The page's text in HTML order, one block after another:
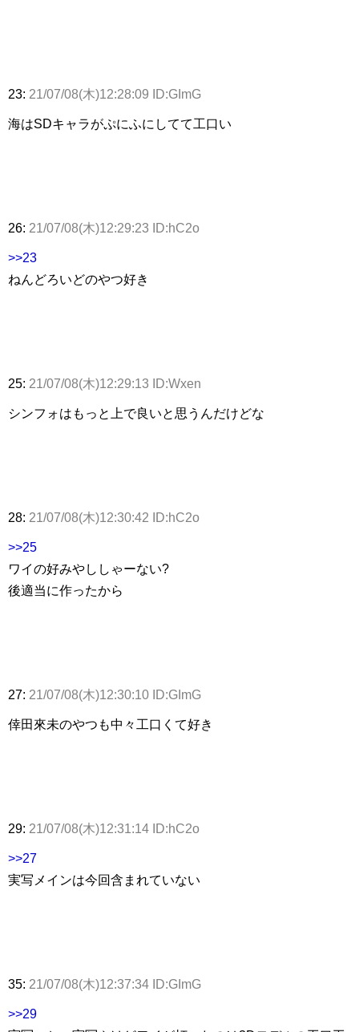
23: 21/07/08(木)12:28:09 ID:GImG
海はSDキャラがぷにふにしてて工口い
26: 21/07/08(木)12:29:23 ID:hC2o
>>23
ねんどろいどのやつ好き
25: 21/07/08(木)12:29:13 ID:Wxen
シンフォはもっと上で良いと思うんだけどな
28: 21/07/08(木)12:30:42 ID:hC2o
>>25
ワイの好みやししゃーない?
後適当に作ったから
27: 21/07/08(木)12:30:10 ID:GImG
倖田來未のやつも中々工口くて好き
29: 21/07/08(木)12:31:14 ID:hC2o
>>27
実写メインは今回含まれていない
35: 21/07/08(木)12:37:34 ID:GImG
>>29